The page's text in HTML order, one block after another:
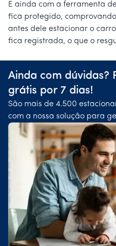
E ainda com a ferramenta
fica protegido,
antes dele estacionar o
fica registrada, o que o
Ainda com dúvidas?
grátis por 7 dias!
São mais de 4.500
com a nossa solução para